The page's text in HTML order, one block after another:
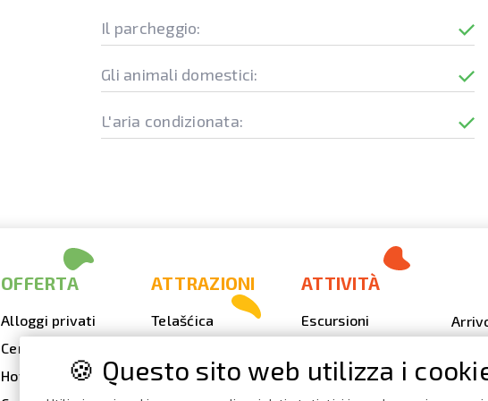
Il parcheggio:
Gli animali domestici:
L'aria condizionata:
OFFERTA
Alloggi privati
Cenare fuori
Hotel
ATTRAZIONI
Telašćica
Il faro Veli Rat
ATTIVITÀ
Escursioni
Outdoor
🍪 Questo sito web utilizza i